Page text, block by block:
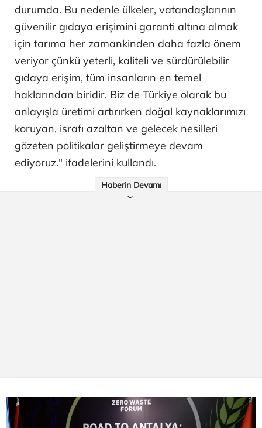
durumda. Bu nedenle ülkeler, vatandaşlarının
güvenilir gıdaya erişimini garanti altına almak
için tarıma her zamankinden daha fazla önem
veriyor çünkü yeterli, kaliteli ve sürdürülebilir
gıdaya erişim, tüm insanların en temel
haklarından biridir. Biz de Türkiye olarak bu
anlayışla üretimi artırırken doğal kaynaklarımızı
koruyan, israfı azaltan ve gelecek nesilleri
gözeten politikalar geliştirmeye devam
ediyoruz." ifadelerini kullandı.
Haberin Devamı